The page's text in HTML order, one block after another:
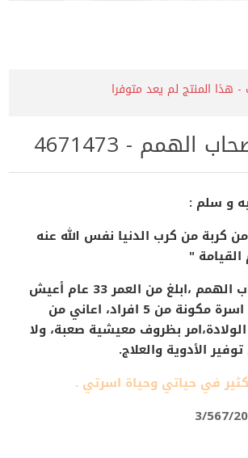
هذا المنتج لم يعد متوفرا
الهمم - 4671473
و سلم :
من كرب الدنيا نفس الله عنه
"
انا افني من اصحاب الهمم ،ابلغ من العمر 33 عام أعيش
في كوسوفا في اسرة مكونة من 5 افراد، اعاني من
بظروف معيشية صعبة، ولا
الأدوية والعلاج.
في حياتي وحياة اسرتي .